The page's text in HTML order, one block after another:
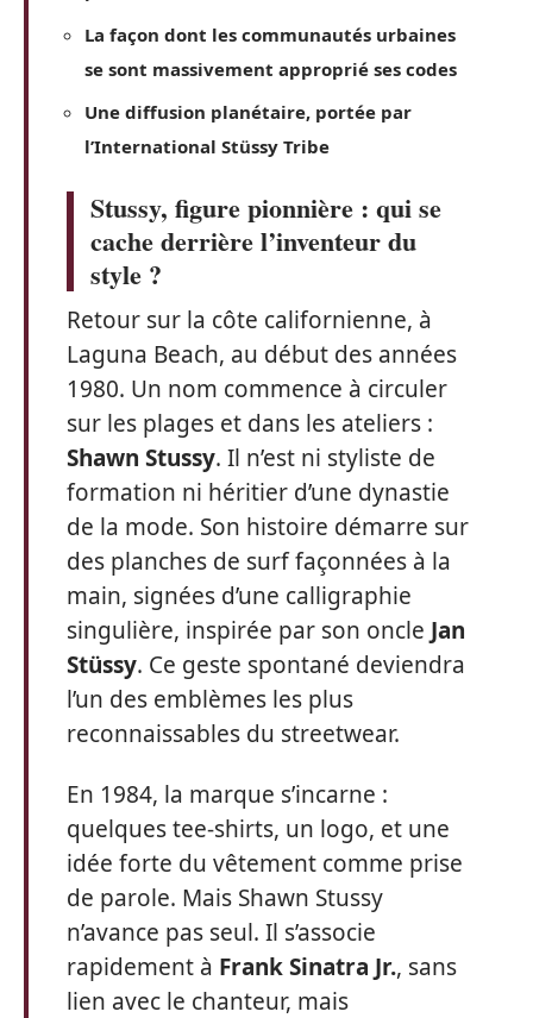
La façon dont les communautés urbaines
se sont massivement approprié ses codes
Une diffusion planétaire, portée par
l’International Stüssy Tribe
Stussy, figure pionnière : qui se
cache derrière l’inventeur du
style ?
Retour sur la côte californienne, à
Laguna Beach, au début des années
1980. Un nom commence à circuler
sur les plages et dans les ateliers :
Shawn Stussy. Il n’est ni styliste de
formation ni héritier d’une dynastie
de la mode. Son histoire démarre sur
des planches de surf façonnées à la
main, signées d’une calligraphie
singulière, inspirée par son oncle Jan
Stüssy. Ce geste spontané deviendra
l’un des emblèmes les plus
reconnaissables du streetwear.
En 1984, la marque s’incarne :
quelques tee-shirts, un logo, et une
idée forte du vêtement comme prise
de parole. Mais Shawn Stussy
n’avance pas seul. Il s’associe
rapidement à Frank Sinatra Jr., sans
lien avec le chanteur, mais